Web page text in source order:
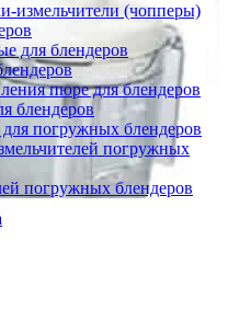
измельчители (чопперы)
для блендеров
пюре для блендеров
блендеров
погружных блендеров
погружных
погружных блендеров